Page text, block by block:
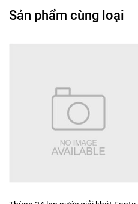
- Không nên sử dụng sản
ẩm mốc hoặc mùi lạ để tránh
- Nơi sản xuất: Việt Nam
- Hạn sử dụng: 8 tháng kể từ
#mi #migoi #mianlien
#migaphomai #minhatvi
#mivifonnhatvi
#blackpinkscom
Sản phẩm cùng loại